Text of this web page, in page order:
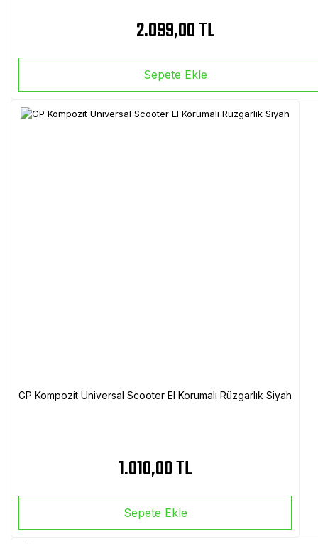
2.099,00 TL
Sepete Ekle
GP Kompozit Universal Scooter El Korumalı Rüzgarlık Siyah
1.010,00 TL
Sepete Ekle